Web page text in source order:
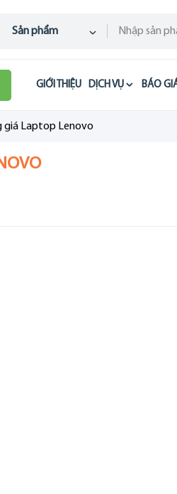
Sản phẩm
GIỚI THIỆU DỊCH VỤ BÁO
giá Laptop Lenovo